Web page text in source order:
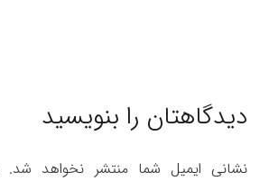
دیدگاهتان را بنویسید
نشانی ایمیل شما منتشر نخواهد شد.